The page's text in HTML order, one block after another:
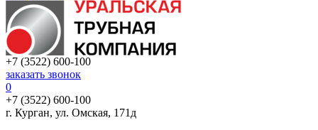
+7 (3522) 600-100
заказать звонок
0
+7 (3522) 600-100
г. Курган, ул. Омская, 171д